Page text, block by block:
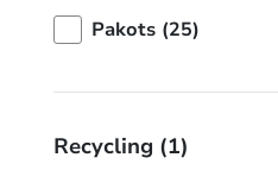
Pakots (25)
Recycling (1)